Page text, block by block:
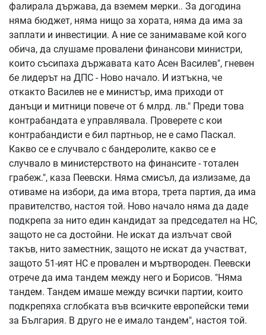
фалирала държава, да вземем мерки.. За догодина
няма бюджет, няма нищо за хората, няма да има за
заплати и инвестиции. А ние се занимаваме кой кого
обича, да слушаме провалени финансови министри,
които съсипаха държавата като Асен Василев", гневен
бе лидерът на ДПС - Ново начало. И изтъкна, че
откакто Василев не е министър, има приходи от
данъци и митници повече от 6 млрд. лв." Преди това
контрабандата е управлявала. Проверете с кои
контрабандисти е бил партньор, не е само Паскал.
Какво се е случвало с бандеролите, какво се е
случвало в министерството на финансите - тотален
грабеж.", каза Пеевски. Няма смисъл, да излизаме, да
отиваме на избори, да има втора, трета партия, да има
правителство, настоя той. Ново начало няма да даде
подкрепа за нито един кандидат за председател на НС,
защото не са достойни. Не искат да излъчат свой
такъв, нито заместник, защото не искат да участват,
защото 51-ият НС е провален и мъртвороден. Пеевски
отрече да има тандем между него и Борисов. "Няма
тандем. Тандем имаше между всички партии, които
подкрепяха сглобката във всичките европейски теми
за България. В друго не е имало тандем", настоя той.